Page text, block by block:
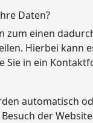
Daten?
zum einen
Hierbei kann
Sie in ein
automatisch
der